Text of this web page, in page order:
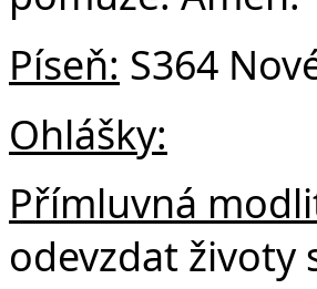
Píseň: S364
Ohlášky:
Přímluvná
odevzdat životy